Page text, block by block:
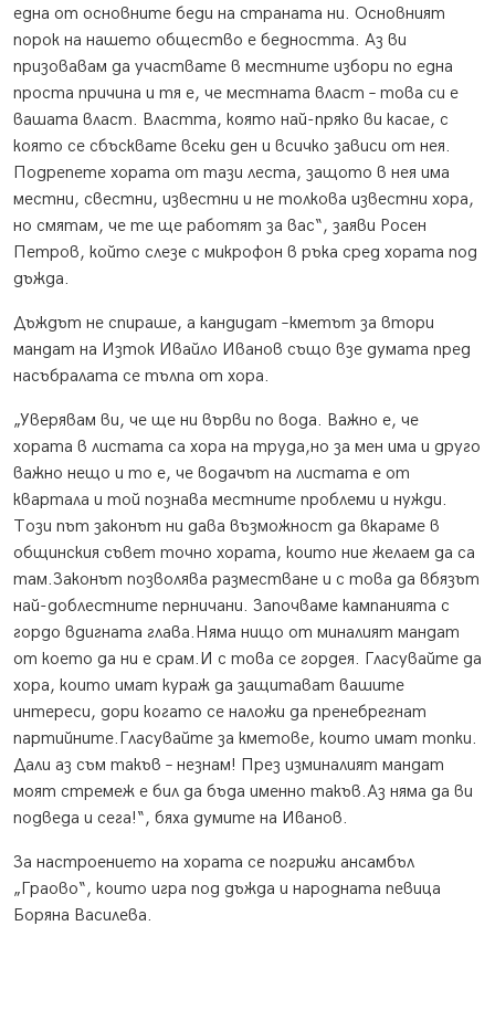
една от основните беди на страната ни. Основният
порок на нашето общество е бедността. Аз ви
призовавам да участвате в местните избори по една
проста причина и тя е, че местната власт – това си е
вашата власт. Властта, която най-пряко ви касае, с
която се сбъсквате всеки ден и всичко зависи от нея.
Подрепете хората от тази леста, защото в нея има
местни, свестни, известни и не толкова известни хора,
но смятам, че те ще работят за вас“, заяви Росен
Петров, който слезе с микрофон в ръка сред хората под
дъжда.
Дъждът не спираше, а кандидат –кметът за втори
мандат на Изток Ивайло Иванов също взе думата пред
насъбралата се тълпа от хора.
„Уверявам ви, че ще ни върви по вода. Важно е, че
хората в листата са хора на труда,но за мен има и друго
важно нещо и то е, че водачът на листата е от
квартала и той познава местните проблеми и нужди.
Този път законът ни дава възможност да вкараме в
общинския съвет точно хората, които ние желаем да са
там.Законът позволява разместване и с това да вбязът
най-доблестните перничани. Започваме кампанията с
гордо вдигната глава.Няма нищо от миналият мандат
от което да ни е срам.И с това се гордея. Гласувайте да
хора, които имат кураж да защитават вашите
интереси, дори когато се наложи да пренебрегнат
партийните.Гласувайте за кметове, които имат топки.
Дали аз съм такъв – незнам! През изминалият мандат
моят стремеж е бил да бъда именно такъв.Аз няма да ви
подведа и сега!“, бяха думите на Иванов.
За настроението на хората се погрижи ансамбъл
„Граово“, които игра под дъжда и народната певица
Боряна Василева.